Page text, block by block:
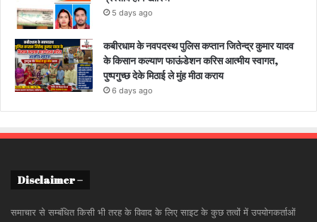
5 days ago
कबीरधाम के नवपदस्थ पुलिस कप्तान जितेन्द्र कुमार यादव
के किसान कल्याण फाऊंडेशन करिस आत्मीय स्वागत,
पुष्पगुच्छ देके मिठाई ले मुंह मीठा कराय
6 days ago
Disclaimer –
समाचार से सम्बंधित किसी भी तरह के विवाद के लिए साइट के कुछ तत्वों में उपयोगकर्ताओं